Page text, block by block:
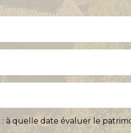
à quelle date évaluer le